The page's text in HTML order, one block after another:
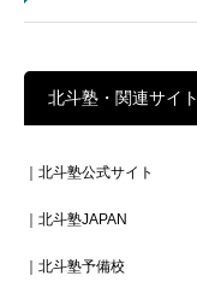
北斗塾・関連サイト
｜北斗塾公式サイト
｜北斗塾JAPAN
｜北斗塾予備校